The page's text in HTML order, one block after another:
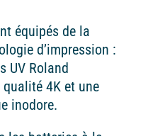
équipés de la
d’impression :
UV Roland
4K et une
inodore.